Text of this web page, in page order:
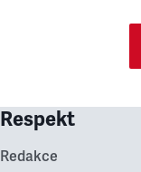
Respekt
Redakce